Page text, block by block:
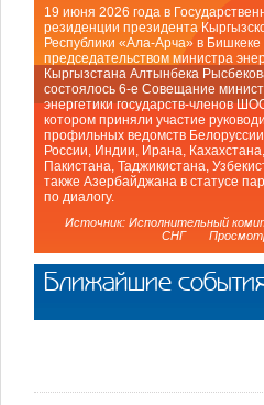
19 июня 2026 года в
резиденции президента
Республики «Ала-Арча» в Бишкеке
председательством министра
Кыргызстана Алтынбека
состоялось 6-е Совещание
энергетики государств-членов
котором приняли участие
профильных ведомств
России, Индии, Ирана,
Пакистана, Таджикистана,
также Азербайджана в статусе
по диалогу.
Источник: Исполнительный
СНГ
Ближайшие